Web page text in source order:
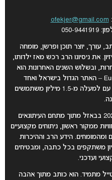
ofekjer@gmail.com
9441919
עורך, יוצר תוכן ופרשן, מומחה
את ניסיונו הרב רכש מאז ילדותו,
ובשלוש השנים האחרונות הוא
משמש ככתב ועורך באתר EuroMix – האתר הגדול בישראל ואחד
מהמובילים בעולם בתחום האירוויזיון, עם למעלה מ-1.5 מיליון משתמשים
אופק סיקר מהשטח את אירוויזיון 2025 בבאזל מתוך מתחם העיתונאים
ממקור ראשון, ניתוחים מקצועיים
ומהמומחים. הידע הרב וההיכרות
משתקפים בכל כתבה, ומבטיחים
ועדכני.
מתמיד. הוא כותב מתוך אהבה